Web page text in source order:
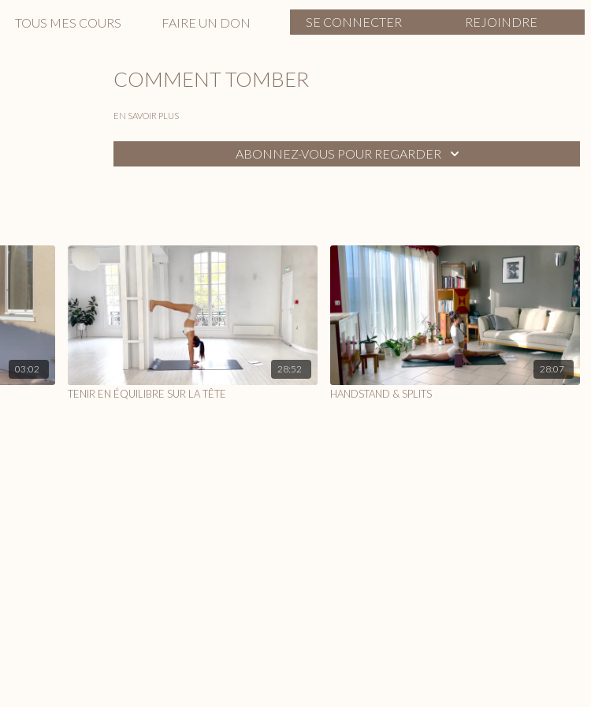
TOUS MES COURS FAIRE UN DON SE CONNECTER REJOINDRE
COMMENT TOMBER
EN SAVOIR PLUS
ABONNEZ-VOUS POUR REGARDER
03:02 28:52
TENIR EN ÉQUILIBRE SUR LA TÊTE
28:07
HANDSTAND & SPLITS